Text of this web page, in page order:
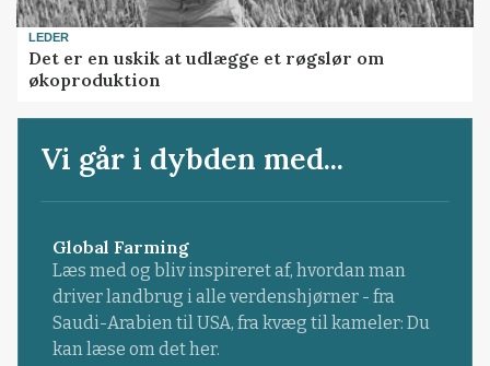
LEDER
Det er en uskik at udlægge et røgslør om
økoproduktion
Vi går i dybden med...
Global Farming
Læs med og bliv inspireret af, hvordan man
driver landbrug i alle verdenshjørner - fra
Saudi-Arabien til USA, fra kvæg til kameler: Du
kan læse om det her.